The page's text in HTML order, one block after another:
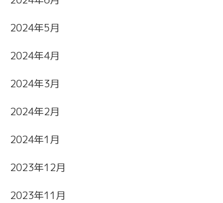
2024年5月
2024年4月
2024年3月
2024年2月
2024年1月
2023年12月
2023年11月